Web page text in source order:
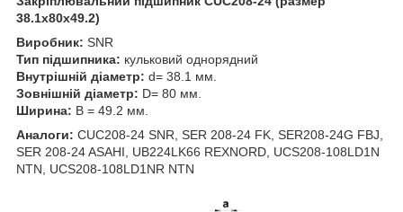
38.1х80х49.2)
Виробник: SNR
Тип підшипника: кульковий однорядний
Внутрішній діаметр: d= 38.1 мм.
Зовнішній діаметр: D= 80 мм.
Ширина: B = 49.2 мм.
Аналоги: CUC208-24 SNR, SER 208-24 FK, SER208-24G FBJ,
SER 208-24 ASAHI, UB224LK66 REXNORD, UCS208-108LD1N
NTN, UCS208-108LD1NR NTN